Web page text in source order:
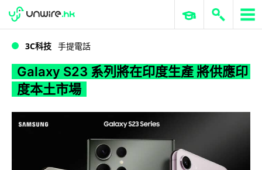
WWDC 2026 ERP 與商業 AI
3C科技 手提電話
Galaxy S23 系列將在印度生產 將供應印
度本土市場